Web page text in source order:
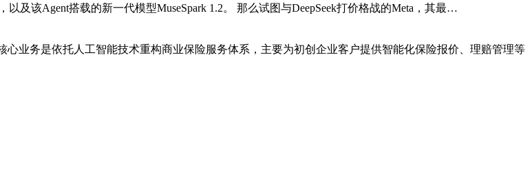
及该Agent搭载的新一代模型MuseSpark 1.2。 那么试图与DeepSeek打价格战的Meta，其最…
心业务是依托人工智能技术重构商业保险服务体系，主要为初创企业客户提供智能化保险报价、理赔管理等